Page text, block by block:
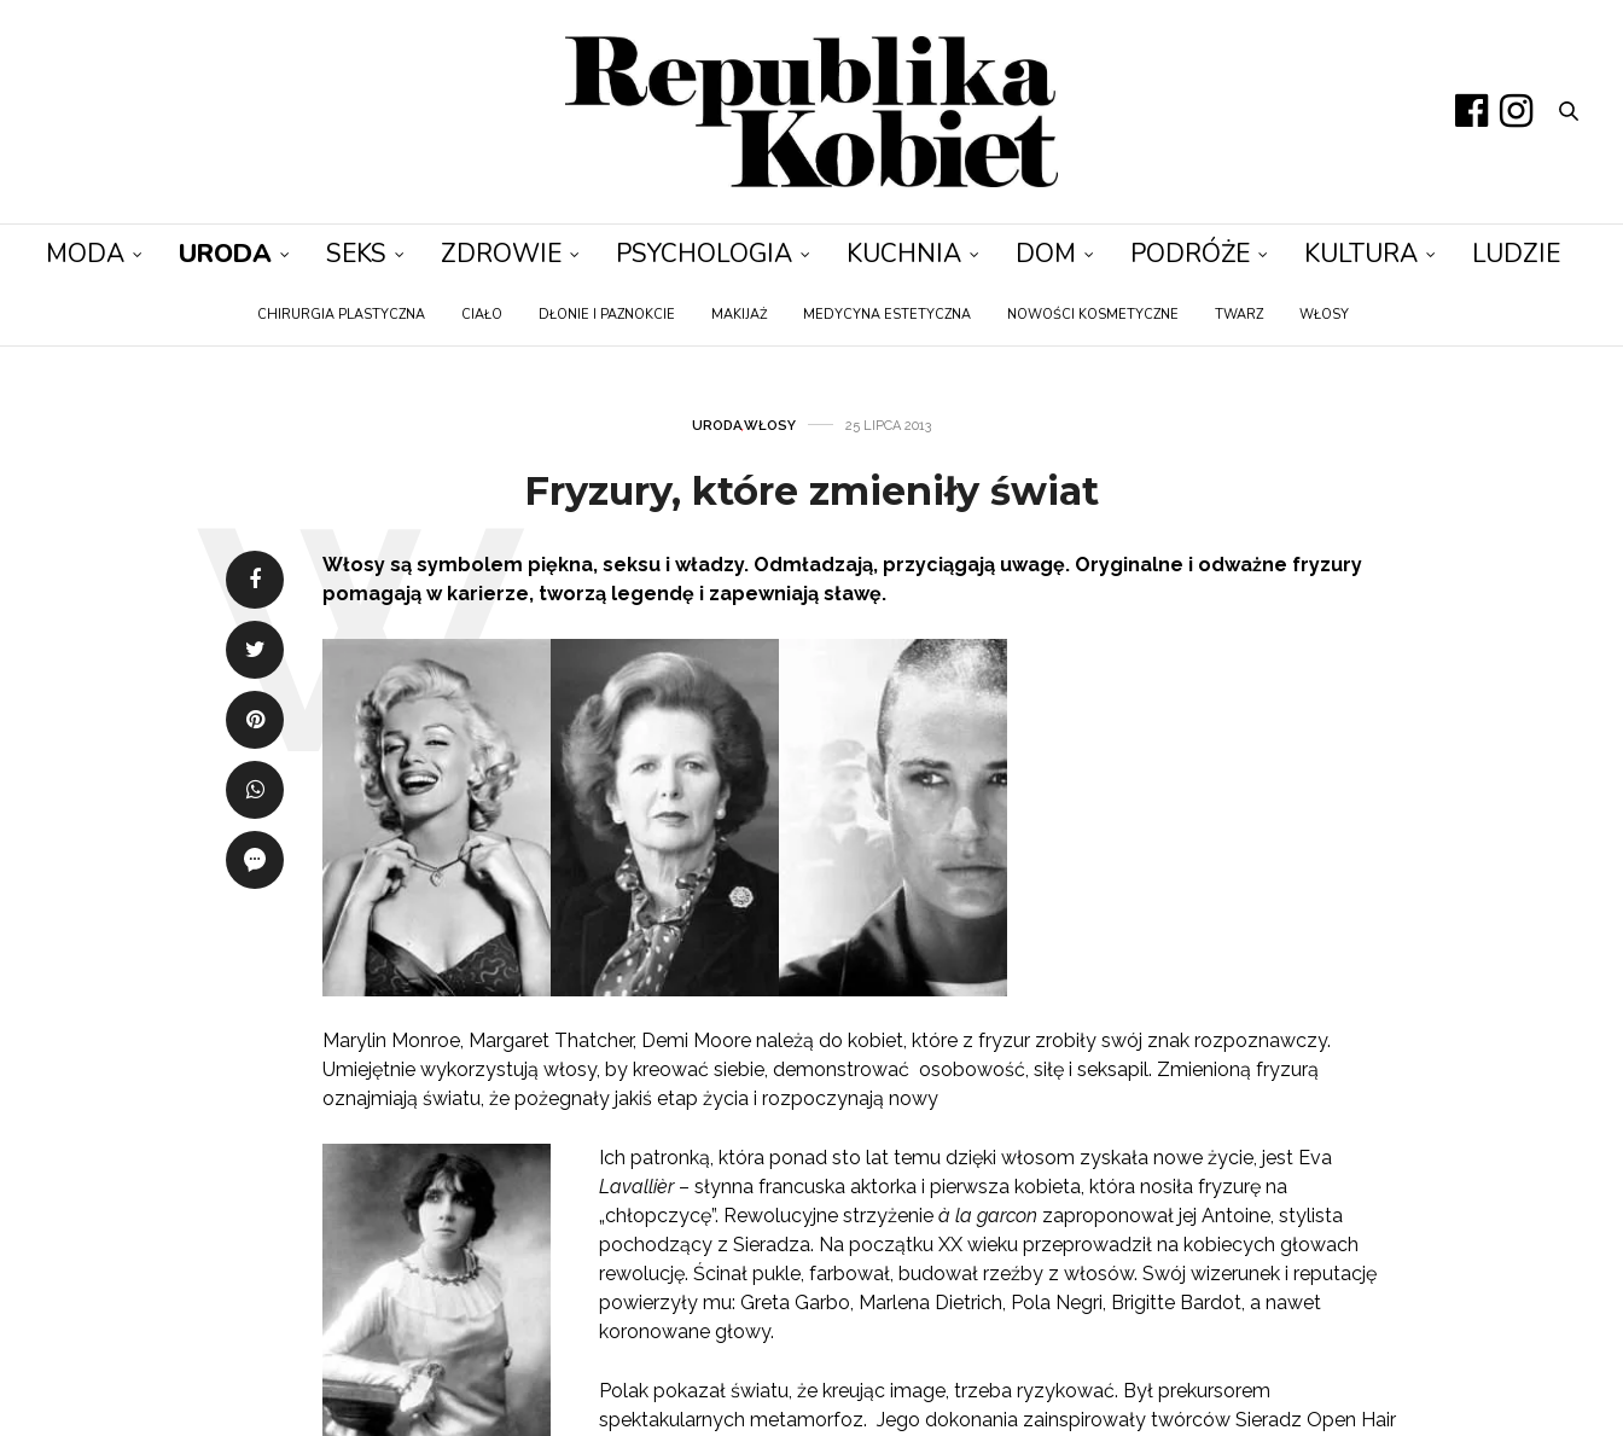
MODA URODA SEKS ZDROWIE PSYCHOLOGIA KUCHNIA DOM PODRÓŻE KULTURA LUDZIE
CHIRURGIA PLASTYCZNA CIAŁO DŁONIE I PAZNOKCIE MAKIJAŻ MEDYCYNA ESTETYCZNA NOWOŚCI KOSMETYCZNE TWARZ WŁOSY
URODA,WŁOSY 25 LIPCA 2013
Fryzury, które zmieniły świat
Włosy są symbolem piękna, seksu i władzy. Odmładzają, przyciągają uwagę. Oryginalne i odważne fryzury
pomagają w karierze, tworzą legendę i zapewniają sławę.
Marylin Monroe, Margaret Thatcher, Demi Moore należą do kobiet, które z fryzur zrobiły swój znak rozpoznawczy.
Umiejętnie wykorzystują włosy, by kreować siebie, demonstrować osobowość, siłę i seksapil. Zmienioną fryzurą
oznajmiają światu, że pożegnały jakiś etap życia i rozpoczynają nowy
Ich patronką, która ponad sto lat temu dzięki włosom zyskała nowe życie, jest Eva
Lavallièr– słynna francuska aktorka i pierwsza kobieta, która nosiła fryzurę na
„chłopczycę”. Rewolucyjne strzyżenie à la garcon zaproponował jej Antoine, stylista
pochodzący z Sieradza. Na początku XX wieku przeprowadził na kobiecych głowach
rewolucję. Ścinał pukle, farbował, budował rzeźby z włosów. Swój wizerunek i reputację
powierzyły mu: Greta Garbo, Marlena Dietrich, Pola Negri, Brigitte Bardot, a nawet
koronowane głowy.
Polak pokazał światu, że kreując image, trzeba ryzykować. Był prekursorem
spektakularnych metamorfoz. Jego dokonania zainspirowały twórców Sieradz Open Hair